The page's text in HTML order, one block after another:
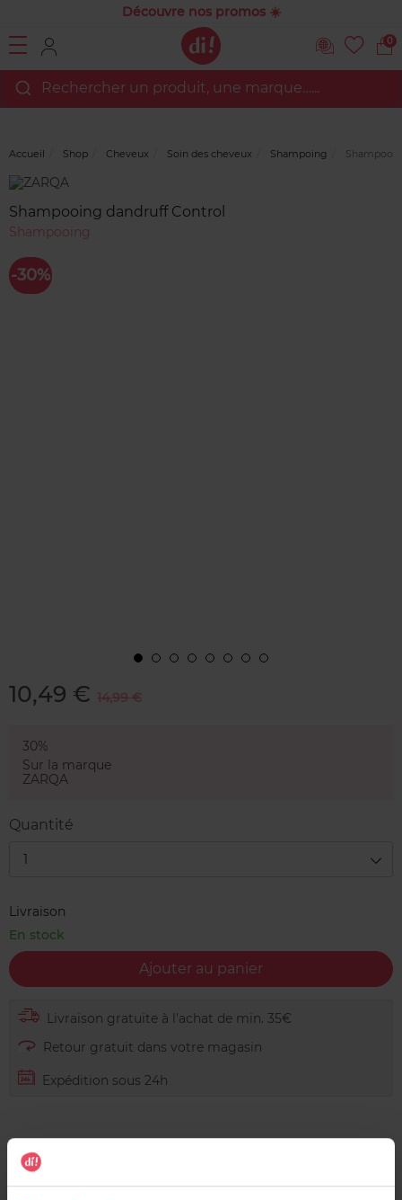
Découvre nos promos ☀️
0
Rechercher un produit, une marque…...
Accueil Shop Cheveux Soin des cheveux Shampoing
Marque
clients
Shampooing dandruff Control
Shampooing
-30%
10,49 € 14,99 €
30%
Sur la marque
ZARQA
Quantité
1
Livraison
En stock
Ajouter au panier
Livraison gratuite à l'achat de min. 35€
Retour gratuit dans votre magasin
Expédition sous 24h
Description